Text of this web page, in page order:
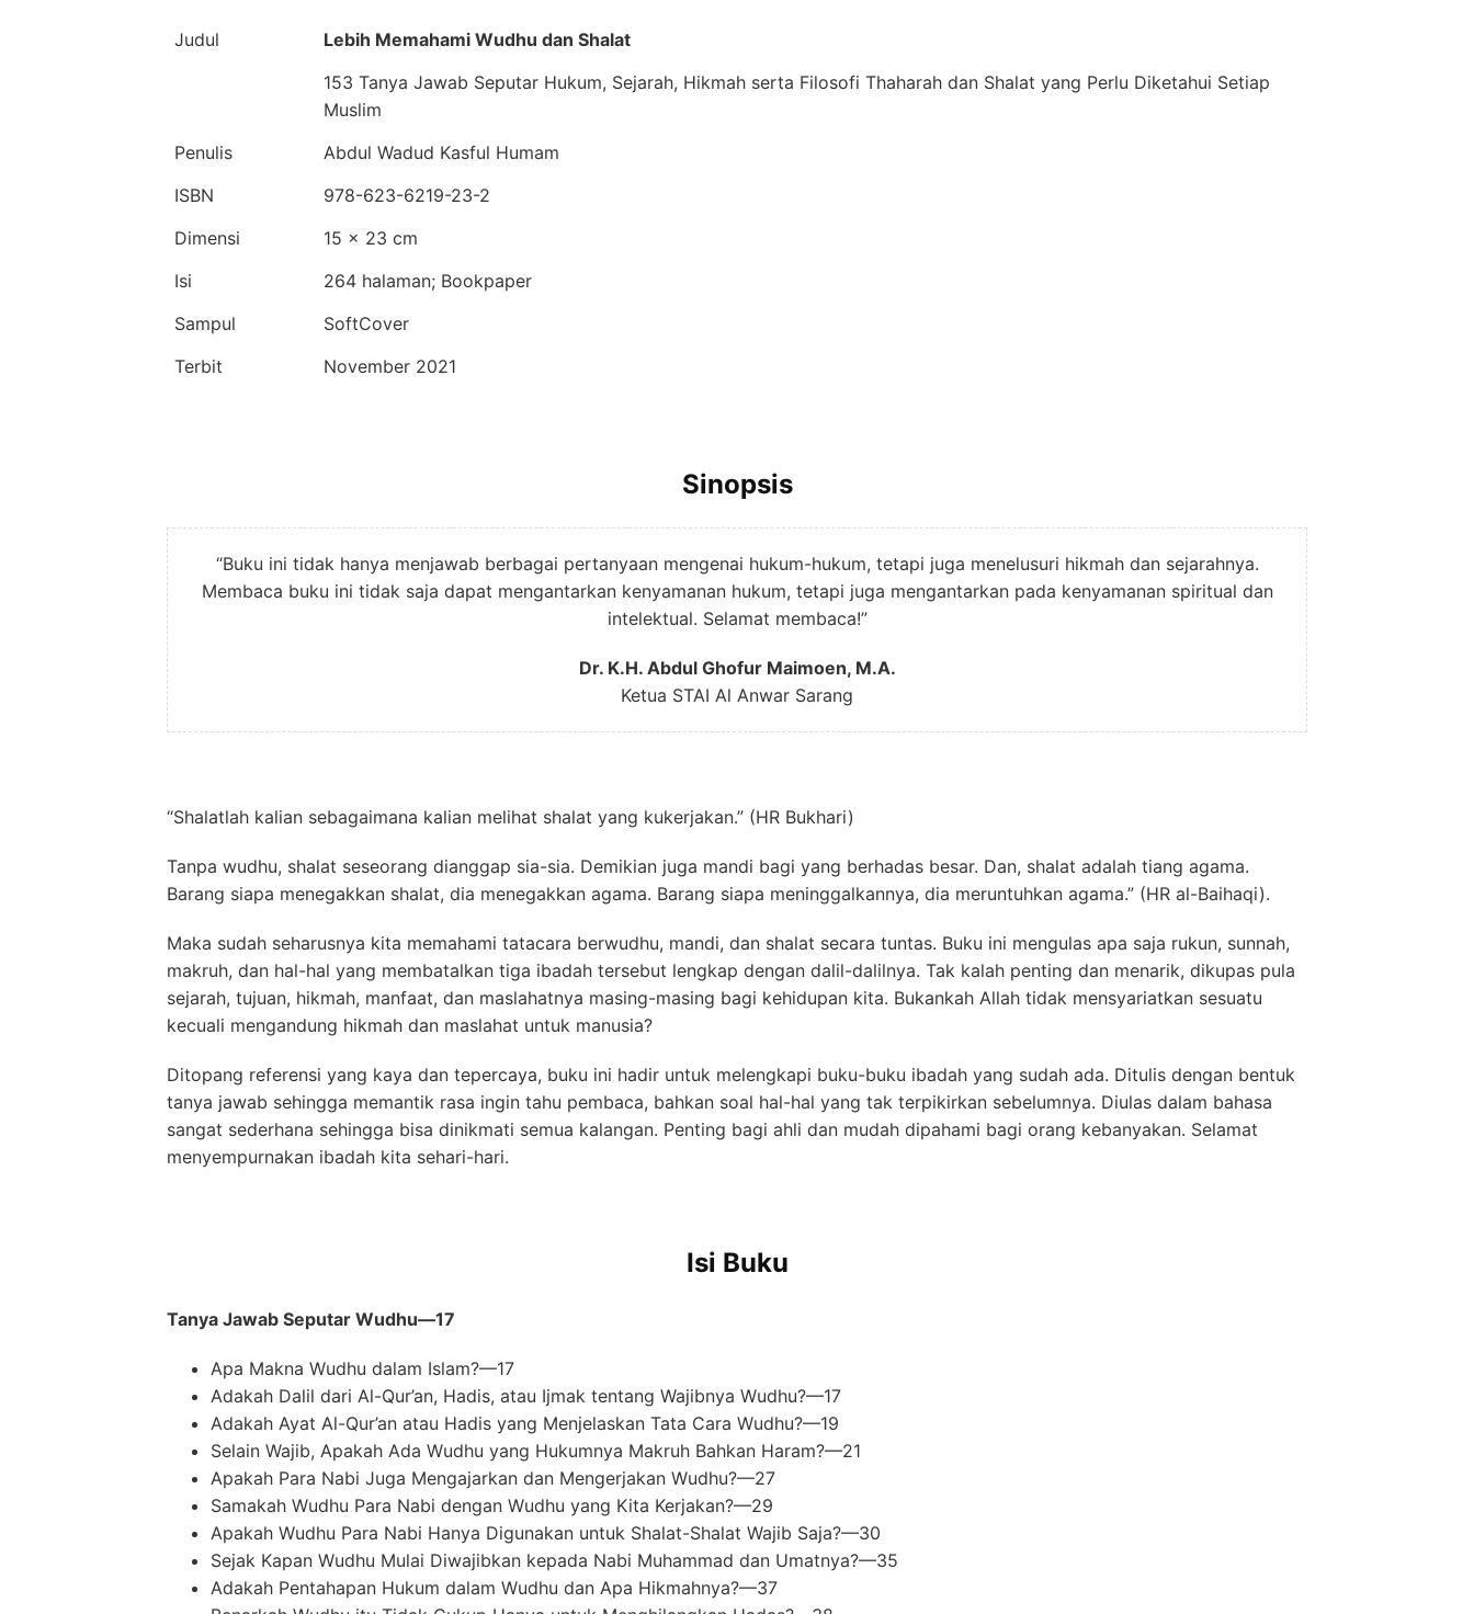
Judul
Lebih Memahami Wudhu dan Shalat
153 Tanya Jawab Seputar Hukum, Sejarah, Hikmah serta Filosofi Thaharah dan Shalat yang Perlu Diketahui Setiap
Muslim
Penulis
Abdul Wadud Kasful Humam
ISBN
978-623-6219-23-2
Dimensi
15 × 23 cm
Isi
264 halaman; Bookpaper
Sampul
SoftCover
Terbit
November 2021
Sinopsis
“Buku ini tidak hanya menjawab berbagai pertanyaan mengenai hukum-hukum, tetapi juga menelusuri hikmah dan sejarahnya.
Membaca buku ini tidak saja dapat mengantarkan kenyamanan hukum, tetapi juga mengantarkan pada kenyamanan spiritual dan
intelektual. Selamat membaca!”
Dr. K.H. Abdul Ghofur Maimoen, M.A.
Ketua STAI Al Anwar Sarang
“Shalatlah kalian sebagaimana kalian melihat shalat yang kukerjakan.” (HR Bukhari)
Tanpa wudhu, shalat seseorang dianggap sia-sia. Demikian juga mandi bagi yang berhadas besar. Dan, shalat adalah tiang agama.
Barang siapa menegakkan shalat, dia menegakkan agama. Barang siapa meninggalkannya, dia meruntuhkan agama.” (HR al-Baihaqi).
Maka sudah seharusnya kita memahami tatacara berwudhu, mandi, dan shalat secara tuntas. Buku ini mengulas apa saja rukun, sunnah,
makruh, dan hal-hal yang membatalkan tiga ibadah tersebut lengkap dengan dalil-dalilnya. Tak kalah penting dan menarik, dikupas pula
sejarah, tujuan, hikmah, manfaat, dan maslahatnya masing-masing bagi kehidupan kita. Bukankah Allah tidak mensyariatkan sesuatu
kecuali mengandung hikmah dan maslahat untuk manusia?
Ditopang referensi yang kaya dan tepercaya, buku ini hadir untuk melengkapi buku-buku ibadah yang sudah ada. Ditulis dengan bentuk
tanya jawab sehingga memantik rasa ingin tahu pembaca, bahkan soal hal-hal yang tak terpikirkan sebelumnya. Diulas dalam bahasa
sangat sederhana sehingga bisa dinikmati semua kalangan. Penting bagi ahli dan mudah dipahami bagi orang kebanyakan. Selamat
menyempurnakan ibadah kita sehari-hari.
Isi Buku
Tanya Jawab Seputar Wudhu—17
Apa Makna Wudhu dalam Islam?—17
Adakah Dalil dari Al-Qur’an, Hadis, atau Ijmak tentang Wajibnya Wudhu?—17
Adakah Ayat Al-Qur’an atau Hadis yang Menjelaskan Tata Cara Wudhu?—19
Selain Wajib, Apakah Ada Wudhu yang Hukumnya Makruh Bahkan Haram?—21
Apakah Para Nabi Juga Mengajarkan dan Mengerjakan Wudhu?—27
Samakah Wudhu Para Nabi dengan Wudhu yang Kita Kerjakan?—29
Apakah Wudhu Para Nabi Hanya Digunakan untuk Shalat-Shalat Wajib Saja?—30
Sejak Kapan Wudhu Mulai Diwajibkan kepada Nabi Muhammad dan Umatnya?—35
Adakah Pentahapan Hukum dalam Wudhu dan Apa Hikmahnya?—37